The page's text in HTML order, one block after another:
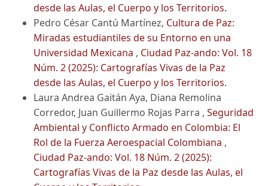
desde las Aulas, el Cuerpo y los Territorios.
Pedro César Cantú Martínez, Cultura de Paz:
Miradas estudiantiles de su Entorno en una
Universidad Mexicana , Ciudad Paz-ando: Vol. 18
Núm. 2 (2025): Cartografías Vivas de la Paz
desde las Aulas, el Cuerpo y los Territorios.
Laura Andrea Gaitán Aya, Diana Remolina
Corredor, Juan Guillermo Rojas Parra , Seguridad
Ambiental y Conflicto Armado en Colombia: El
Rol de la Fuerza Aeroespacial Colombiana ,
Ciudad Paz-ando: Vol. 18 Núm. 2 (2025):
Cartografías Vivas de la Paz desde las Aulas, el